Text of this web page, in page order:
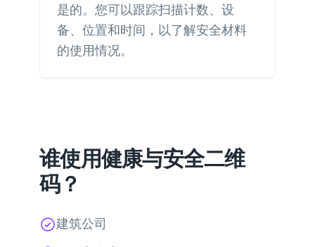
是的。您可以跟踪扫描计数、设
备、位置和时间，以了解安全材料
的使用情况。
谁使用健康与安全二维
码？
建筑公司